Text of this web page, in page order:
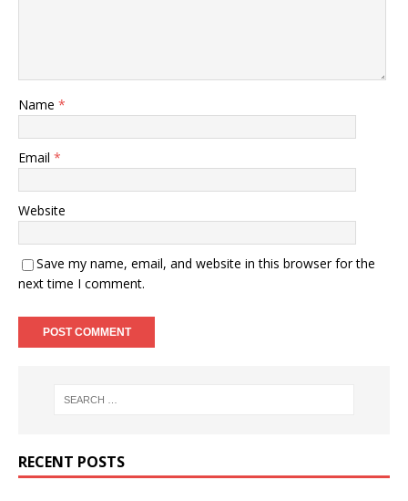
Name *
Email *
Website
Save my name, email, and website in this browser for the
next time I comment.
RECENT POSTS